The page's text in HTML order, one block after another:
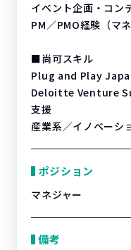
イベント企画・コン
PM／PMO経験（マ
■尚可スキル
Plug and Play
Deloitte Venture
支援
産業系／イノベーシ
ポジション
マネジャー
備考